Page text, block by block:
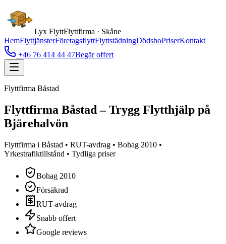
Lyx FlyttFlyttfirma · Skåne
HemFlyttjänsterFöretagsflyttFlyttstädningDödsboPriserKontakt
+46 76 414 44 47Begär offert
Flyttfirma Båstad
Flyttfirma Båstad – Trygg Flytthjälp på
Bjärehalvön
Flyttfirma i Båstad • RUT-avdrag • Bohag 2010 •
Yrkestrafiktillstånd • Tydliga priser
Bohag 2010
Försäkrad
RUT-avdrag
Snabb offert
Google reviews